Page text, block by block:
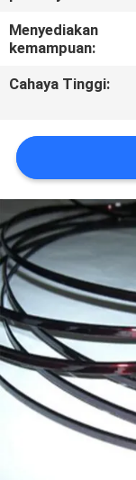
QUOTE
SUATU
SITEMAP
PRIVACY
POLICY
Menyediakan
kemampuan:
Cahaya Tinggi: